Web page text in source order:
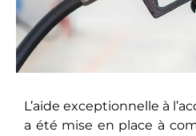
L’aide exceptionnelle à
a été mise en place à